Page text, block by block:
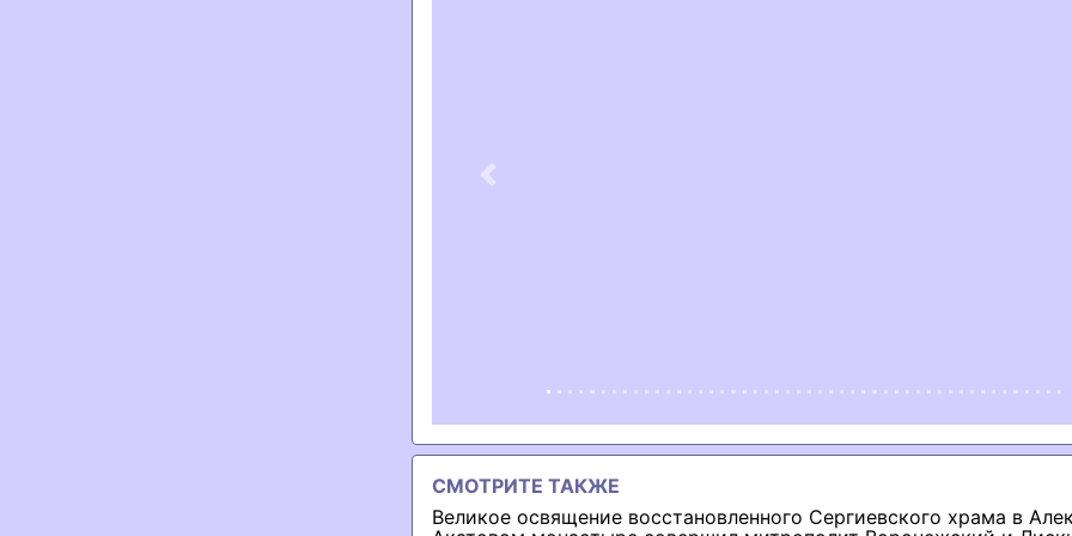
Previous
СМОТРИТЕ ТАКЖЕ
Великое освящение восстановленного Сергиевского храма в